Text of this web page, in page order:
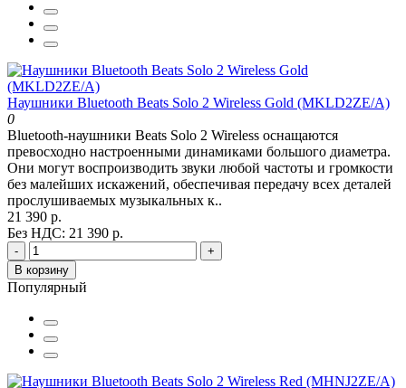
Наушники Bluetooth Beats Solo 2 Wireless Gold (MKLD2ZE/A)
0
Bluetooth-наушники Beats Solo 2 Wireless оснащаются
превосходно настроенными динамиками большого диаметра.
Они могут воспроизводить звуки любой частоты и громкости
без малейших искажений, обеспечивая передачу всех деталей
прослушиваемых музыкальных к..
21 390 р.
Без НДС: 21 390 р.
-
+
В корзину
Популярный